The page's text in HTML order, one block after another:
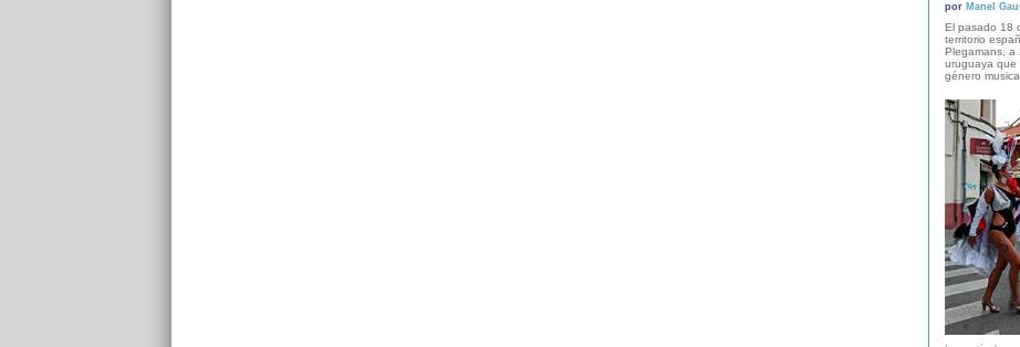
por Manel
El pasado 18
territorio
Plegamans, a
uruguaya que
género